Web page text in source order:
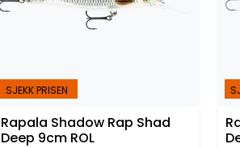
SJEKK PRISEN
Rapala Shadow Rap Shad
Deep 9cm ROL